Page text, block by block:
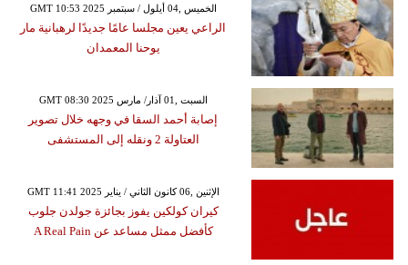
GMT 10:53 2025 الخميس ,04 أيلول / سبتمبر
الراعي يعين مجلسا عامًا جديدًا لرهبانية مار
يوحنا المعمدان
GMT 08:30 2025 السبت ,01 آذار/ مارس
إصابة أحمد السقا في وجهه خلال تصوير
العتاولة 2 ونقله إلى المستشفى
GMT 11:41 2025 الإثنين ,06 كانون الثاني / يناير
كيران كولكين يفوز بجائزة جولدن جلوب
كأفضل ممثل مساعد عن A Real Pain